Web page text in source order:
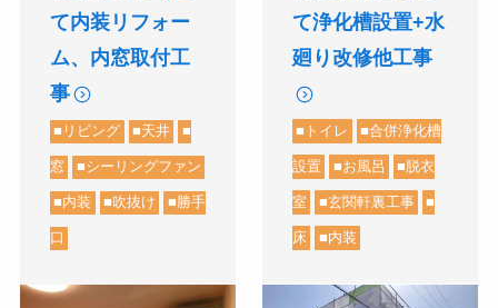
て内装リフォー
ム、内窓取付工
事
■リビング ■天井 ■
窓 ■シーリングファン
■内装 ■吹抜け ■勝手
口
て浄化槽設置+水
廻り改修他工事
■トイレ ■合併浄化槽
設置 ■お風呂 ■脱衣
室 ■玄関軒裏工事 ■
床 ■内装